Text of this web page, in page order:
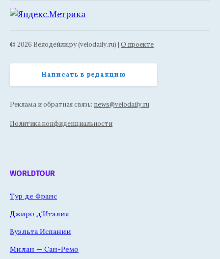
© 2026 Велодейли.ру (velodaily.ru) | О проекте
Написать в редакцию
Реклама и обратная связь: news@velodaily.ru
Политика конфиденциальности
WORLDTOUR
Тур де Франс
Джиро д'Италия
Вуэльта Испании
Милан — Сан-Ремо